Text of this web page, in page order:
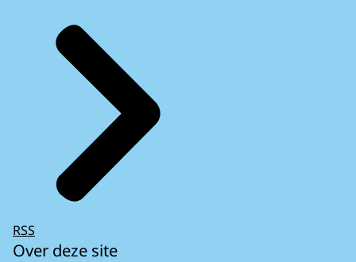
RSS
Over deze site